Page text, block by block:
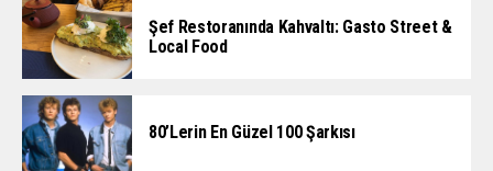
Şef Restoranında Kahvaltı: Gasto Street &
Local Food
80’lerin En Güzel 100 Şarkısı